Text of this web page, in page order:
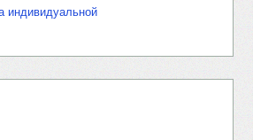
индивидуальной